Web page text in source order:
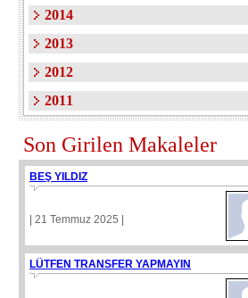
2014
2013
2012
2011
Son Girilen Makaleler
BEŞ YILDIZ
| 21 Temmuz 2025 |
LÜTFEN TRANSFER YAPMAYIN